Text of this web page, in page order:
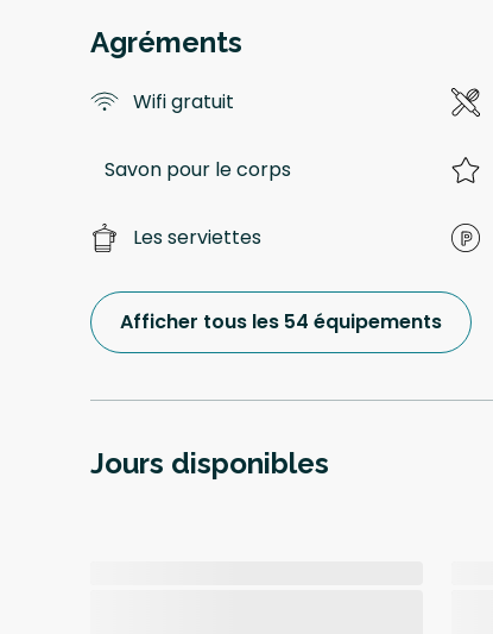
Agréments
Wifi gratuit
Savon pour le corps
Les serviettes
Afficher tous les 54 équipements
Jours disponibles